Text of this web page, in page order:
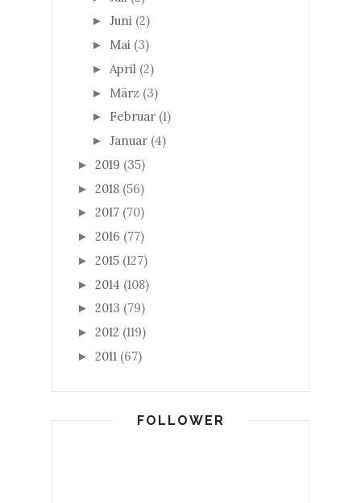
► Juni (2)
► Mai (3)
► April (2)
► März (3)
► Februar (1)
► Januar (4)
► 2019 (35)
► 2018 (56)
► 2017 (70)
► 2016 (77)
► 2015 (127)
► 2014 (108)
► 2013 (79)
► 2012 (119)
► 2011 (67)
FOLLOWER